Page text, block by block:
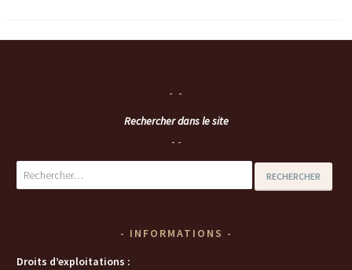
Rechercher dans le site
Rechercher :
INFORMATIONS
Droits d’exploitations :